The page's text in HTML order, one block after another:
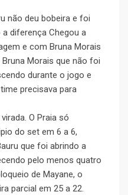
não deu bobeira e foi
diferença Chegou a
e com Bruna Morais
Morais que não foi
durante o jogo e
precisava para
O Praia só
do set em 6 a 6,
que foi abrindo a
pelo menos quatro
de Mayane, o
parcial em 25 a 22.